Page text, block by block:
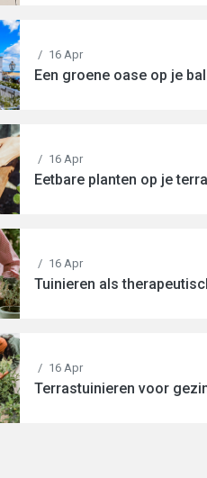
/ 16 Apr
Een groene oase op je
/ 16 Apr
Eetbare planten op je
/ 16 Apr
Tuinieren als
/ 16 Apr
Terrastuinieren voor